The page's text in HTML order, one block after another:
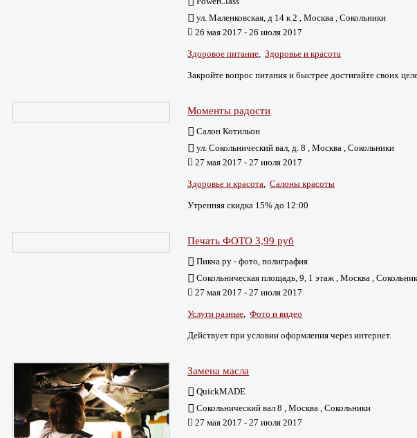
ул. Маленковская, д 14 к 2 , Москва , Сокольники
26 мая 2017 - 26 июля 2017
Здоровое питание,Здоровье и красота
Закройте вопрос питания и быстрее достигайте своих
Моменты радости
Салон Котильон
ул. Сокольнический вал, д. 8 , Москва , Сокольники
27 мая 2017 - 27 июля 2017
Здоровье и красота,Салоны красоты
Утренняя скидка 15% до 12:00
Печать ФОТО 3,99 руб
Пикча.ру - фото, полиграфия
Сокольническая площадь, 9, 1 этаж , Москва ,
27 мая 2017 - 27 июля 2017
Услуги разные,Фото и видео
Действует при условии оформления через интернет.
Замена масла
QuickMADE
Сокольнический вал 8 , Москва , Сокольники
27 мая 2017 - 27 июля 2017